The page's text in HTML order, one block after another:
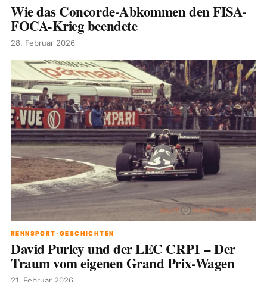
Wie das Concorde-Abkommen den FISA-
FOCA-Krieg beendete
28. Februar 2026
RENNSPORT-GESCHICHTEN
David Purley und der LEC CRP1 – Der
Traum vom eigenen Grand Prix-Wagen
21. Februar 2026